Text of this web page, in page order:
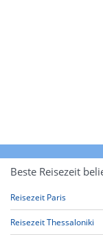
Beste Reisezeit
Reisezeit Paris
Reisezeit Thessaloniki